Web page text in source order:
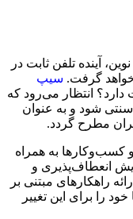
آینده تلفن ثابت در
گرفت. سیپ
دارد؟ انتظار می‌رود که
شود و به عنوان
مطرح گردد.
و کسب‌وکارها به همراه
انعطاف‌پذیری و
راهکارهای مبتنی بر
را برای این تغییر